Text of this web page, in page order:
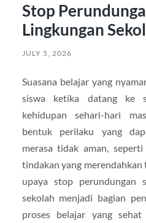
Stop
Lingkungan
JULY 5, 2026
Suasana belajar yang
siswa ketika datang ke
kehidupan sehari-hari
bentuk perilaku yang
merasa tidak aman,
tindakan yang merendahkan
upaya stop perundungan
sekolah menjadi bagian
proses belajar yang